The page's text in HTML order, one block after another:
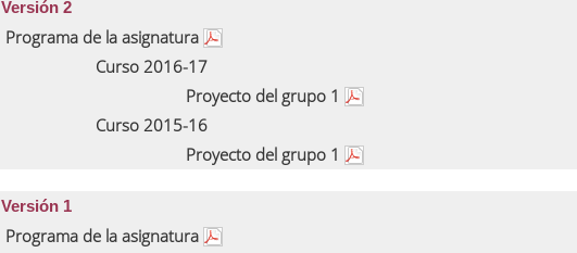
Versión 2
Programa de la asignatura
Curso 2016-17
Proyecto del grupo 1
Curso 2015-16
Proyecto del grupo 1
Versión 1
Programa de la asignatura